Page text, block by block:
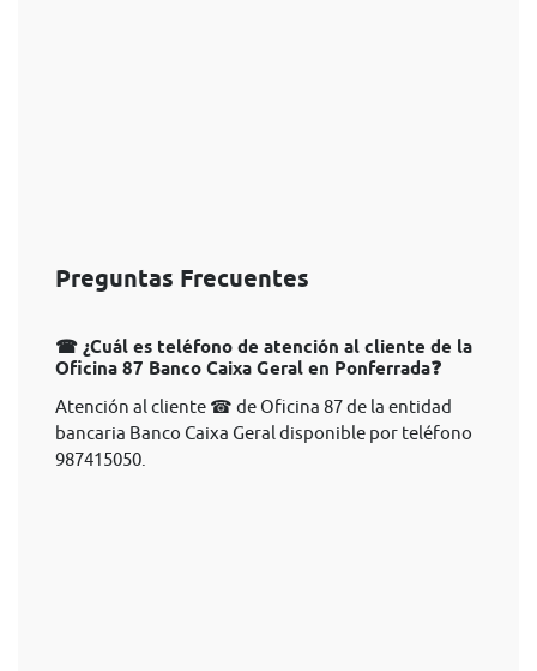
Preguntas Frecuentes
☎ ¿Cuál es teléfono de atención al cliente de la
Oficina 87 Banco Caixa Geral en Ponferrada❓
Atención al cliente ☎ de Oficina 87 de la entidad
bancaria Banco Caixa Geral disponible por teléfono
987415050.